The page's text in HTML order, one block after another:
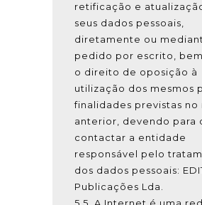
retificação e
seus dados pessoais,
diretamente ou
pedido por escrito,
o direito de oposição à
utilização dos mesmos
finalidades previstas no
anterior, devendo para
contactar a entidade
responsável pelo
dos dados pessoais:
Publicações Lda.